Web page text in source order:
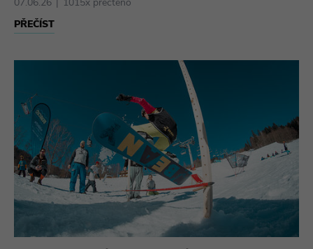
07.06.26 1015x přečteno
PŘEČÍST